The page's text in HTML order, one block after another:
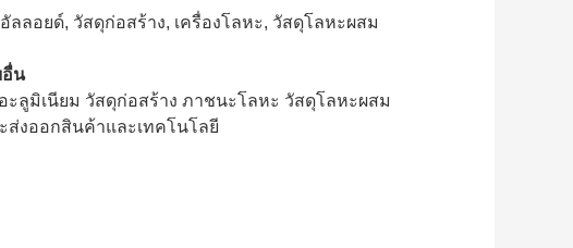
อยด์, วัสดุก่อสร้าง, เครื่องโลหะ, วัสดุโลหะผสม
อื่น
มิเนียม วัสดุก่อสร้าง ภาชนะโลหะ วัสดุโลหะผสม
งออกสินค้าและเทคโนโลยี